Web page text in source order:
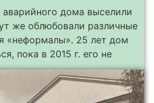
дома выселили
же облюбовали различные
«неформалы». 25 лет дом
пока в 2015 г. его не